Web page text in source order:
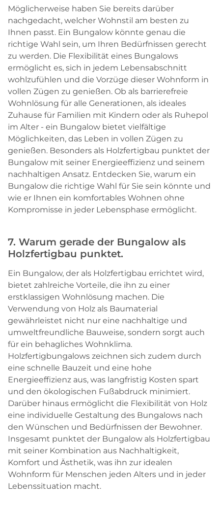
Möglicherweise haben Sie bereits darüber
nachgedacht, welcher Wohnstil am besten zu
Ihnen passt. Ein Bungalow könnte genau die
richtige Wahl sein, um Ihren Bedürfnissen gerecht
zu werden. Die Flexibilität eines Bungalows
ermöglicht es, sich in jedem Lebensabschnitt
wohlzufühlen und die Vorzüge dieser Wohnform in
vollen Zügen zu genießen. Ob als barrierefreie
Wohnlösung für alle Generationen, als ideales
Zuhause für Familien mit Kindern oder als Ruhepol
im Alter - ein Bungalow bietet vielfältige
Möglichkeiten, das Leben in vollen Zügen zu
genießen. Besonders als Holzfertigbau punktet der
Bungalow mit seiner Energieeffizienz und seinem
nachhaltigen Ansatz. Entdecken Sie, warum ein
Bungalow die richtige Wahl für Sie sein könnte und
wie er Ihnen ein komfortables Wohnen ohne
Kompromisse in jeder Lebensphase ermöglicht.
7. Warum gerade der Bungalow als
Holzfertigbau punktet.
Ein Bungalow, der als Holzfertigbau errichtet wird,
bietet zahlreiche Vorteile, die ihn zu einer
erstklassigen Wohnlösung machen. Die
Verwendung von Holz als Baumaterial
gewährleistet nicht nur eine nachhaltige und
umweltfreundliche Bauweise, sondern sorgt auch
für ein behagliches Wohnklima.
Holzfertigbungalows zeichnen sich zudem durch
eine schnelle Bauzeit und eine hohe
Energieeffizienz aus, was langfristig Kosten spart
und den ökologischen Fußabdruck minimiert.
Darüber hinaus ermöglicht die Flexibilität von Holz
eine individuelle Gestaltung des Bungalows nach
den Wünschen und Bedürfnissen der Bewohner.
Insgesamt punktet der Bungalow als Holzfertigbau
mit seiner Kombination aus Nachhaltigkeit,
Komfort und Ästhetik, was ihn zur idealen
Wohnform für Menschen jeden Alters und in jeder
Lebenssituation macht.